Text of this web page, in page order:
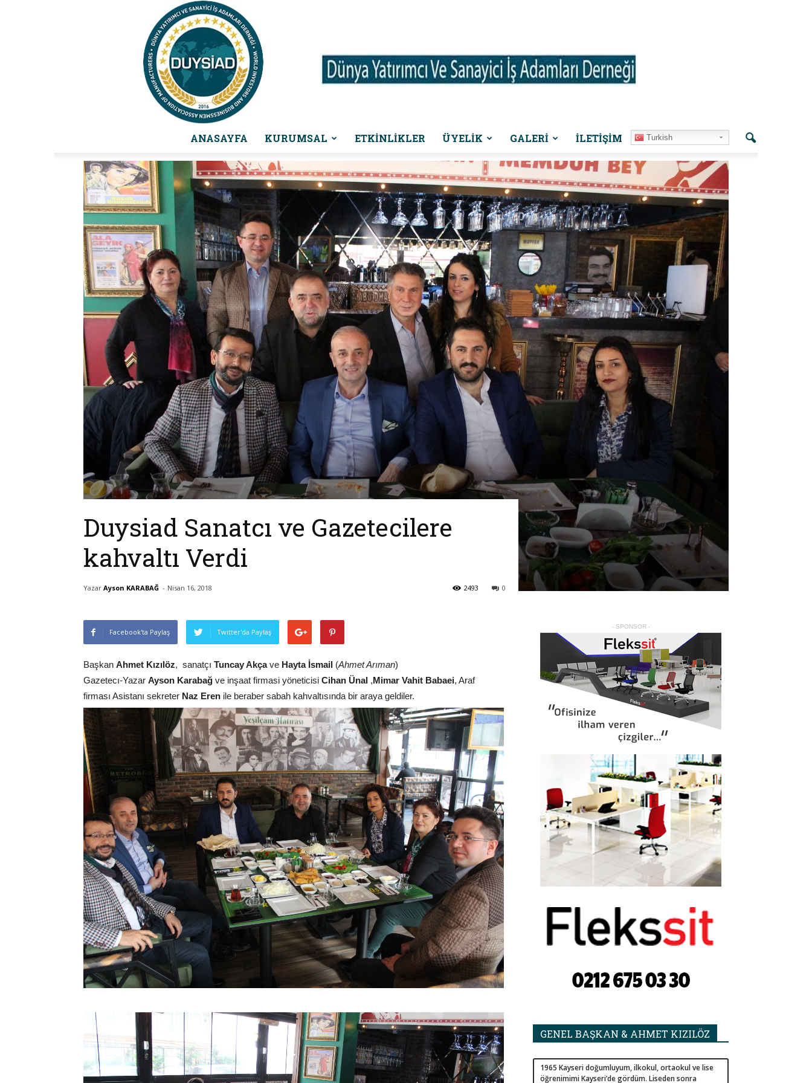
Dünya
Yatırımcı
Ve
ANASAYFA KURUMSAL ETKINLIKLER ÜYELİK GALERİ İLETIŞIM Turkish
Duysiad Sanatcı ve Gazetecilere
kahvaltı Verdi
Yazar Ayson KARABAĞ - Nisan 16, 2018 0
2493
Facebook'ta Paylaş Twitter'da Paylaş
Başkan Ahmet Kızılöz, sanatçı Tuncay Akçave Hayta İsmail (Ahmet Arıman)
Gazetecı-Yazar Ayson Karabağ ve inşaat firmasi yöneticisi Cihan Ünal ,Mimar Vahit Babaei, Araf
firması Asistanı sekreter Naz Eren ile beraber sabah kahvaltısında bir araya geldiler.
- SPONSOR -
GENEL BAŞKAN & AHMET KIZILÖZ
1965 Kayseri doğumluyum, ilkokul, ortaokul ve lise
öğrenimimi Kayseri’de gördüm. Liseden sonra